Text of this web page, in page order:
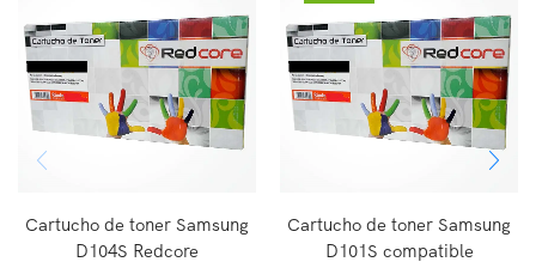
Cartucho de toner Samsung
D104S Redcore
Cartucho de toner Samsung
D101S compatible